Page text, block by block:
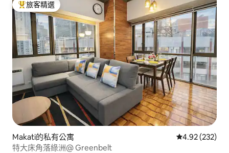
旅客精選榜首
旅客精選
Makati的私有公寓 從 232 則評價
4.92 (232)
特大床角落綠洲@ Greenbelt